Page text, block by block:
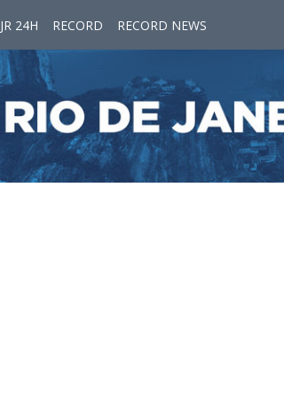
JR 24H RECORD RECORD NEWS